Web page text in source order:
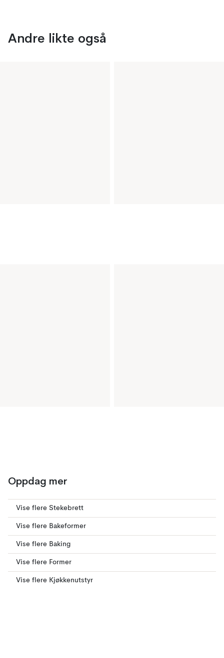
Andre likte også
Oppdag mer
Vise flere Stekebrett
Vise flere Bakeformer
Vise flere Baking
Vise flere Former
Vise flere Kjøkkenutstyr